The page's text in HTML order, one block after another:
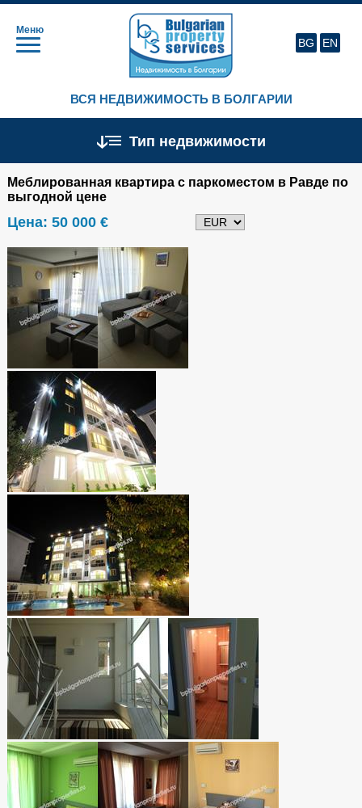
Меню
ВСЯ НЕДВИЖИМОСТЬ В БОЛГАРИИ
BG EN
Тип недвижимости
Меблированная квартира с паркоместом в Равде по
выгодной цене
Цена: 50 000 €